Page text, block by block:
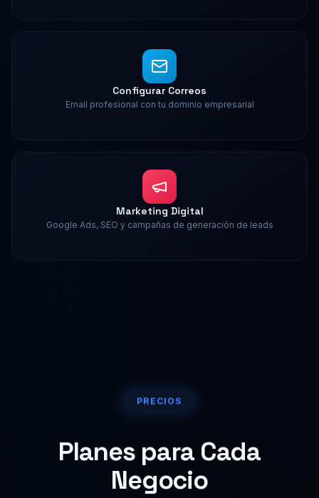
Configurar Correos
Email profesional con tu dominio empresarial
Marketing Digital
Google Ads, SEO y campañas de generación de leads
PRECIOS
Planes para Cada
Negocio